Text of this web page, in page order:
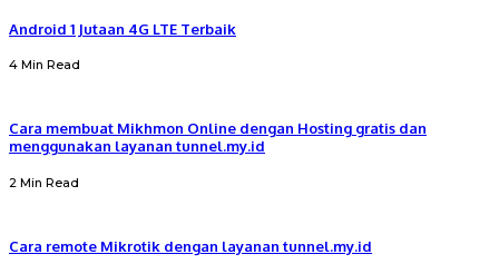
Android 1 Jutaan 4G LTE Terbaik
4 Min Read
Cara membuat Mikhmon Online dengan Hosting gratis dan
menggunakan layanan tunnel.my.id
2 Min Read
Cara remote Mikrotik dengan layanan tunnel.my.id